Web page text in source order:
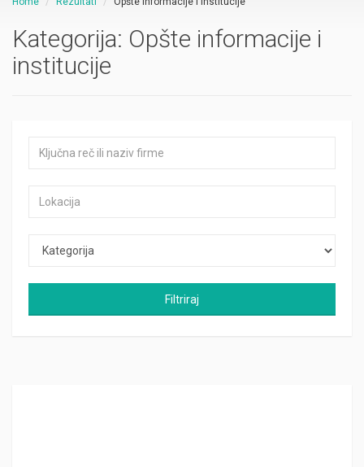
Kategorija: Opšte informacije i
institucije
Filtriraj